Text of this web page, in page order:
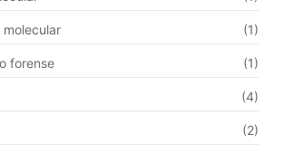
(1)
forense (1)
(4)
(2)